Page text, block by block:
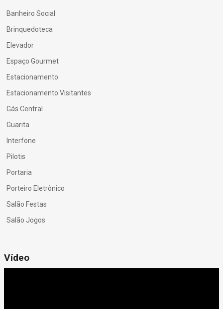
Banheiro Social
Brinquedoteca
Elevador
Espaço Gourmet
Estacionamento
Estacionamento Visitantes
Gás Central
Guarita
Interfone
Pilotis
Portaria
Porteiro Eletrônico
Salão Festas
Salão Jogos
Vídeo